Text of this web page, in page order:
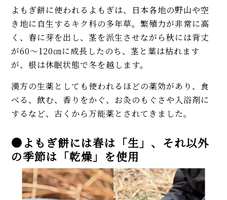
よもぎ餅に使われるよもぎは、日本各地の野山や空
き地に自生するキク科の多年草。繁殖力が非常に高
く、春に芽を出し、茎を派生させながら秋には背丈
が60～120㎝に成長したのち、茎と葉は枯れます
が、根は休眠状態で冬を越します。
漢方の生薬としても使われるほどの薬効があり、食
べる、飲む、香りをかぐ、お灸のもぐさや入浴剤に
するなど、古くから万能薬とされてきました。
●よもぎ餅には春は「生」、それ以外
の季節は「乾燥」を使用